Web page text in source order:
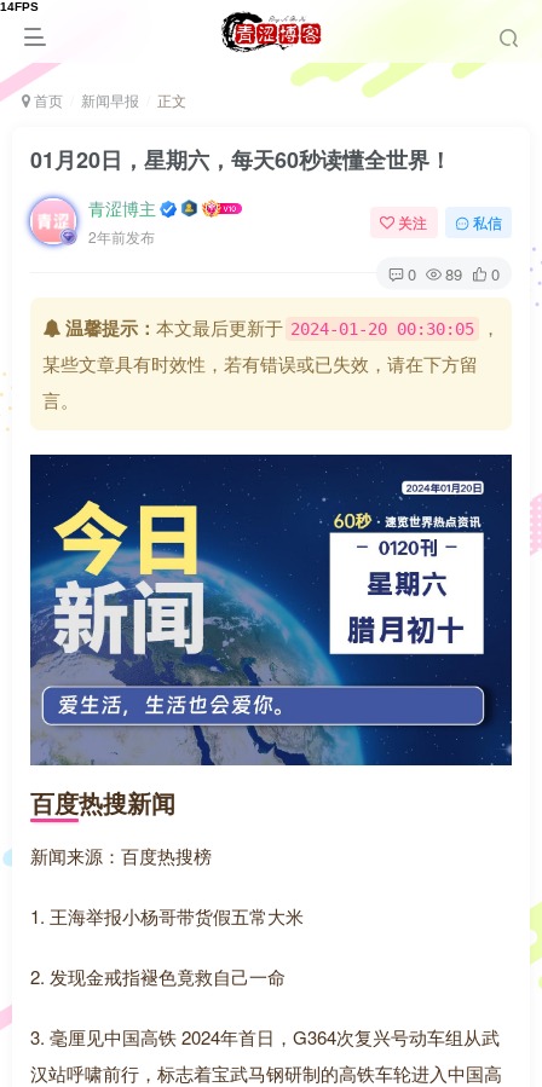
首页 新闻早报 正文
01月20日，星期六，每天60秒读懂全世界！
青涩博主
2年前发布
关注 私信
0 89 0
温馨提示： 本文最后更新于 2024-01-20 00:30:05
，
某些文章具有时效性，若有错误或已失效，请在下方留
言。
百度热搜新闻
新闻来源：百度热搜榜
1. 王海举报小杨哥带货假五常大米
2. 发现金戒指褪色竟救自己一命
3. 毫厘见中国高铁 2024年首日，G364次复兴号动车组从武
汉站呼啸前行，标志着宝武马钢研制的高铁车轮进入中国高